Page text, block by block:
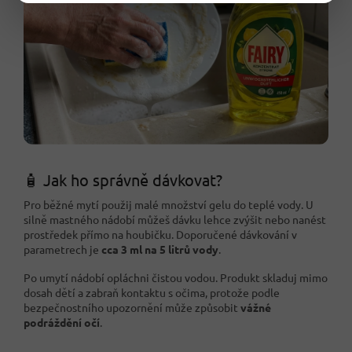
🧴 Jak ho správně dávkovat?
Pro běžné mytí použij malé množství gelu do teplé vody. U
silně mastného nádobí můžeš dávku lehce zvýšit nebo nanést
prostředek přímo na houbičku. Doporučené dávkování v
parametrech je cca 3 ml na 5 litrů vody.
Po umytí nádobí opláchni čistou vodou. Produkt skladuj mimo
dosah dětí a zabraň kontaktu s očima, protože podle
bezpečnostního upozornění může způsobit vážné
podráždění očí.